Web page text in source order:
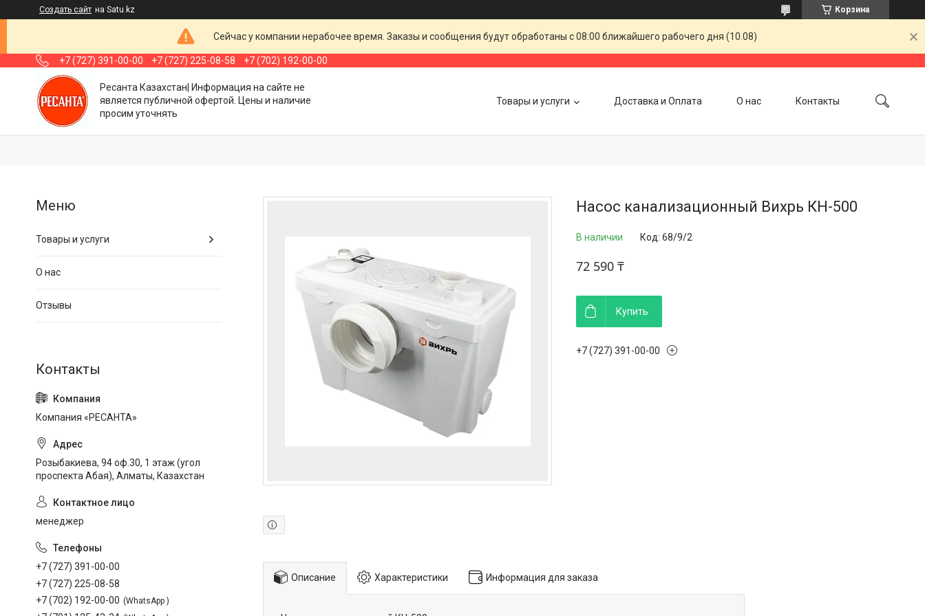
Создать сайт на Satu.kz Корзина
Сейчас у компании нерабочее время. Заказы и сообщения будут обработаны с 08:00 ближайшего рабочего дня (10.08)
+7 (727) 391-00-00 +7 (727) 225-08-58 +7 (702) 192-00-00
Ресанта Казахстан| Информация на сайте не
является публичной офертой. Цены и наличие
просим уточнять
Товары и услуги Доставка и Оплата О нас Контакты
Насос канализационный Вихрь КН-500
В наличии Код: 68/9/2
72 590 ₸
Купить
+7 (727) 391-00-00
Описание Характеристики Информация для заказа
Товары и услуги
О нас
Отзывы
Компания «РЕСАНТА»
Розыбакиева, 94 оф.30, 1 этаж (угол
проспекта Абая), Алматы, Казахстан
менеджер
+7 (727) 391-00-00
+7 (727) 225-08-58
+7 (702) 192-00-00
WhatsApp